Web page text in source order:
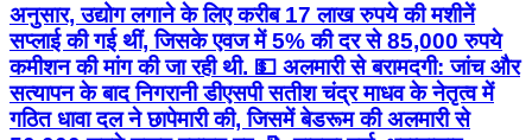
अनुसार, उद्योग लगाने के लिए करीब 17 लाख रुपये की मशीनें
सप्लाई की गई थीं, जिसके एवज में 5% की दर से 85,000 रुपये
कमीशन की मांग की जा रही थी. 💵 अलमारी से बरामदगी: जांच और
सत्यापन के बाद निगरानी डीएसपी सतीश चंद्र माधव के नेतृत्व में
गठित धावा दल ने छापेमारी की, जिसमें बेडरूम की अलमारी से